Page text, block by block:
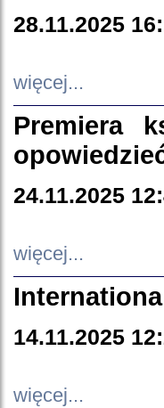
28.11.2025
więcej...
Premiera
24.11.2025
więcej...
14.11.2025
więcej...